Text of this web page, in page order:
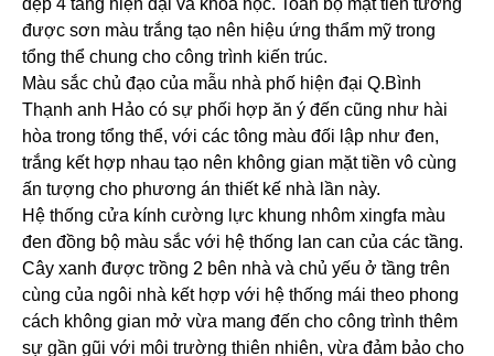
được sơn màu trắng tạo nên hiệu ứng thẩm mỹ trong
tổng thể chung cho công trình kiến trúc.
Màu sắc chủ đạo của mẫu nhà phố hiện đại Q.Bình
Thạnh anh Hảo có sự phối hợp ăn ý đến cũng như hài
hòa trong tổng thể, với các tông màu đối lập như đen,
trắng kết hợp nhau tạo nên không gian mặt tiền vô cùng
ấn tượng cho phương án thiết kế nhà lần này.
Hệ thống cửa kính cường lực khung nhôm xingfa màu
đen đồng bộ màu sắc với hệ thống lan can của các tầng.
Cây xanh được trồng 2 bên nhà và chủ yếu ở tầng trên
cùng của ngôi nhà kết hợp với hệ thống mái theo phong
cách không gian mở vừa mang đến cho công trình thêm
sự gần gũi với môi trường thiên nhiên, vừa đảm bảo cho